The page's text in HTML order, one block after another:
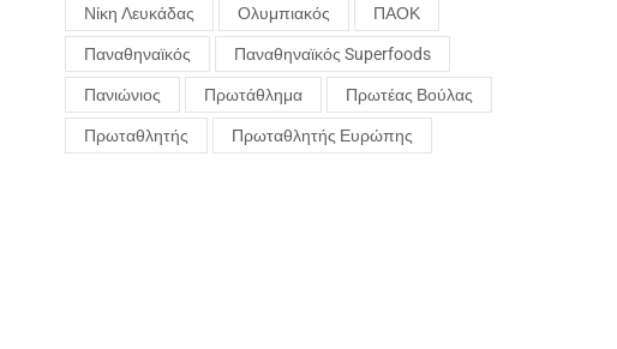
Νίκη Λευκάδας Ολυμπιακός ΠΑΟΚ
Παναθηναϊκός Παναθηναϊκός Superfoods
Πανιώνιος Πρωτάθλημα Πρωτέας Βούλας
Πρωταθλητής Πρωταθλητής Ευρώπης